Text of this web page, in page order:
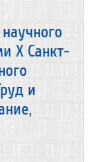
X Санкт-
и